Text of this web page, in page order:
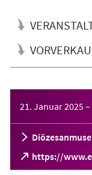
21. Januar 2025–
https://
(Öffnet
in